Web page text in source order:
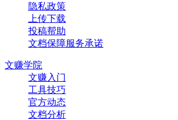
隐私政策
上传下载
投稿帮助
文档保障服务承诺
文赚学院
文赚入门
工具技巧
官方动态
文档分析